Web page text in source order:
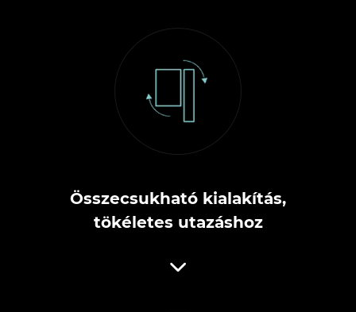
Összecsukható kialakítás,
tökéletes utazáshoz